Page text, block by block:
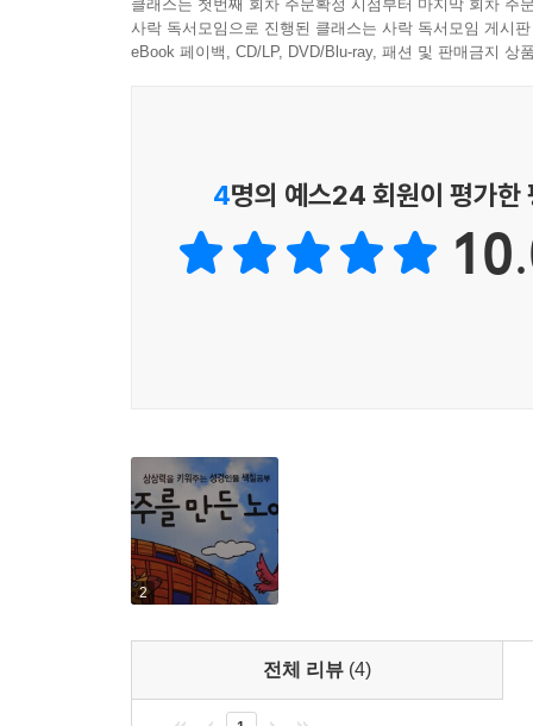
클래스는 첫번째 회차 주문확정 시점부터 마지막 회차 주
사락 독서모임으로 진행된 클래스는 사락 독서모임 게시
eBook 페이백, CD/LP, DVD/Blu-ray, 패션 및 판매금지 상
4명의 예스24 회원이 평가한
2
전체 리뷰 (4)